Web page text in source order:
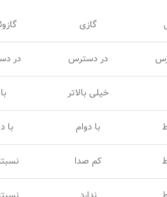
گازی
در دسترس در
خیلی بالاتر
با دوام با
کم صدا